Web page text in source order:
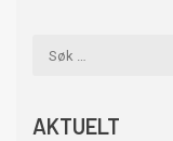
AKTUELT